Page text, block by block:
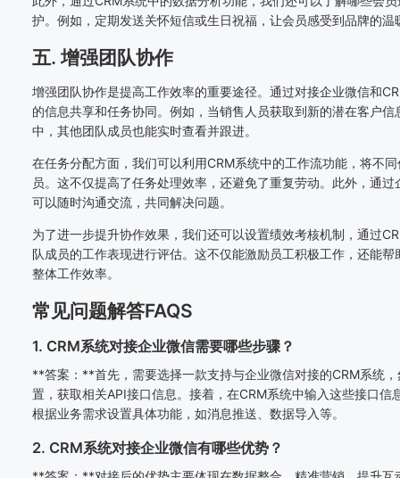
护。例如，定期发送关怀短信或生日祝福，让会员感受到品牌的
五. 增强团队协作
增强团队协作是提高工作效率的重要途径。通过对接企业微信和
的信息共享和任务协同。例如，当销售人员获取到新的潜在客户
中，其他团队成员也能实时查看并跟进。
在任务分配方面，我们可以利用CRM系统中的工作流功能，将不
员。这不仅提高了任务处理效率，还避免了重复劳动。此外，通
可以随时沟通交流，共同解决问题。
为了进一步提升协作效果，我们还可以设置绩效考核机制，通过
队成员的工作表现进行评估。这不仅能激励员工积极工作，还能
整体工作效率。
常见问题解答FAQS
1. CRM系统对接企业微信需要哪些步骤？
**答案：**首先，需要选择一款支持与企业微信对接的CRM系统
置，获取相关API接口信息。接着，在CRM系统中输入这些接口信
根据业务需求设置具体功能，如消息推送、数据导入等。
2. CRM系统对接企业微信有哪些优势？